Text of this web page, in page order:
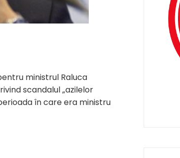
ministrul Raluca
scandalul „azilelor
în care era ministru